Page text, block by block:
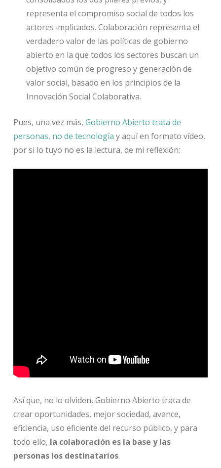
representa el compromiso social de todos los
actores implicados. Colaboración representa el
verdadero valor de las políticas de gobierno
abierto en la que todos los sectores buscan un
objetivo común de progreso y generación de
valor social, basado en los principios de la
Innovación Social Colaborativa.
Pues, una vez más, Gobierno Abierto trata de
personas, no de tecnología y aquí en formato vídeo,
por si lo tuyo no es la lectura, de mi reflexión:
Así que, no lo olviden, Gobierno Abierto trata de
crear oportunidades, mejor sociedad, avance,
eficiencia, uso eficiente del recurso público, y para
todo ello, la colaboración es la base y las
personas los destinatarios.